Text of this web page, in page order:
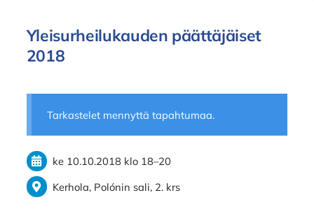
Yleisurheilukauden päättäjäiset
2018
Tarkastelet mennyttä tapahtumaa.
ke 10.10.2018 klo 18–20
Kerhola, Polónin sali, 2. krs